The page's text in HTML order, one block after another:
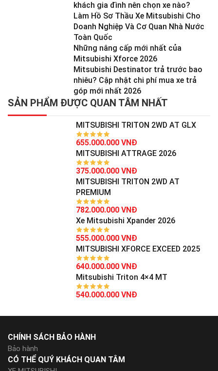
khách gia đình nên chọn xe nào?
Làm Hồ Sơ Thầu Xe Mitsubishi Cho
Doanh Nghiệp Và Cơ Quan Nhà Nước
Toàn Quốc
Những nâng cấp mới nhất của
Mitsubishi Xforce 2026
Mitsubishi Destinator trả trước bao
nhiêu? Cập nhật chi phí mua xe trả
góp mới nhất 2026
SẢN PHẨM ĐƯỢC QUAN TÂM NHẤT
MITSUBISHI TRITON 2WD AT GLX
655.000.000 VNĐ
MITSUBISHI ATTRAGE 2026
375.000.000 VNĐ
MITSUBISHI TRITON 2WD AT
PREMIUM
782.000.000 VNĐ
Xe Mitsubishi Xpander 2026
555.000.000 VNĐ
MITSUBISHI XFORCE EXCEED 2025
640.000.000 VNĐ
Mitsubishi Triton 4×4 MT
540.000.000 VNĐ
CHÍNH SÁCH BẢO HÀNH
Bảo hành
CÓ THỂ QUÝ KHÁCH QUAN TÂM